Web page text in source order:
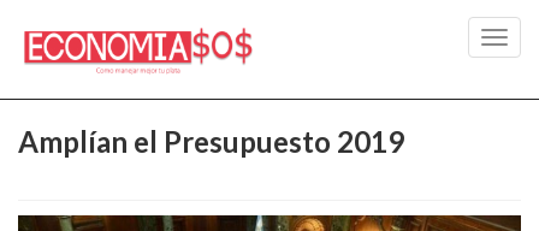
Amplían el Presupuesto 2019